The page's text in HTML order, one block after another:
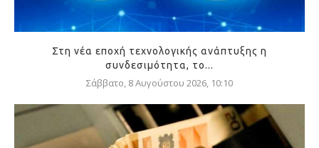
Στη νέα εποχή τεχνολογικής ανάπτυξης η
συνδεσιμότητα, το...
Σάββατο, 8 Αυγούστου 2026, 10:10